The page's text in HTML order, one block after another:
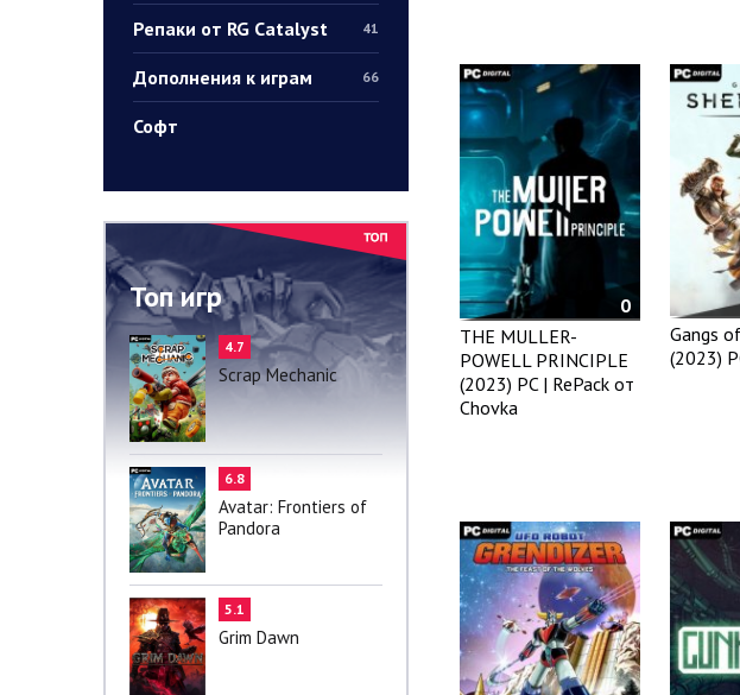
Репаки от RG Catalyst 41
Дополнения к играм 66
Софт
Топ игр
4.7
Scrap Mechanic
6.8
Avatar: Frontiers of
Pandora
5.1
Grim Dawn
0
THE MULLER-
POWELL PRINCIPLE
(2023) PC | RePack от
Chovka
Gangs
(2023)